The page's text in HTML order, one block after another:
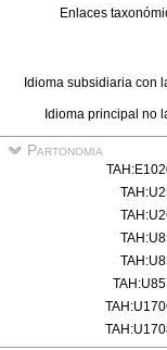
Enlaces
Idioma subsidiaria con
Idioma principal no
Partonomia